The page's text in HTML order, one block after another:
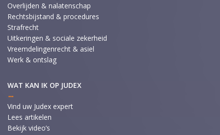
Overlijden & nalatenschap
Rechtsbijstand & procedures
Strafrecht
Uitkeringen & sociale zekerheid
Vreemdelingenrecht & asiel
Werk & ontslag
WAT KAN IK OP JUDEX
Vind uw Judex expert
Lees artikelen
Bekijk video’s